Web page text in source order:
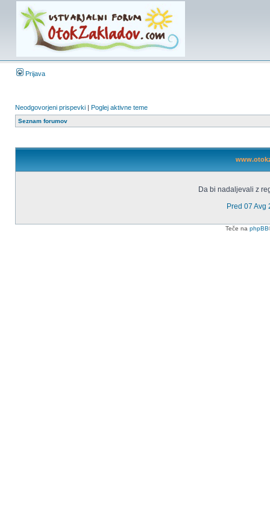
Prijava
Neodgovorjeni prispevki | Poglej aktivne teme
Seznam forumov
Da bi nadaljevali z
Pred 07 Avg
Teče na phpBB